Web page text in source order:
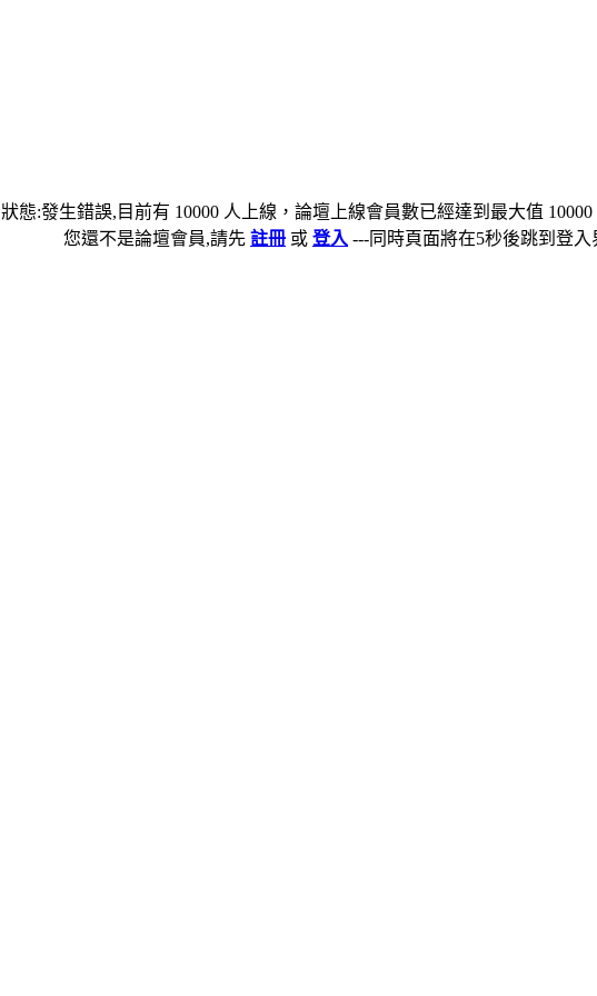
狀態:發生錯誤,目前有 10000 人上線，論壇上線會員數已經達到最大值
您還不是論壇會員,請先 註冊 或 登入 ---同時頁面將在5秒後跳到登入